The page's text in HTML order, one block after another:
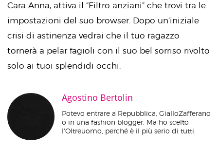
Cara Anna, attiva il “Filtro anziani” che trovi tra le
impostazioni del suo browser. Dopo un’iniziale
crisi di astinenza vedrai che il tuo ragazzo
tornerà a pelar fagioli con il suo bel sorriso rivolto
solo ai tuoi splendidi occhi.
Agostino Bertolin
Potevo entrare a Repubblica, GialloZafferano
o in una fashion blogger. Ma ho scelto
l'Oltreuomo, perché è il più serio di tutti.